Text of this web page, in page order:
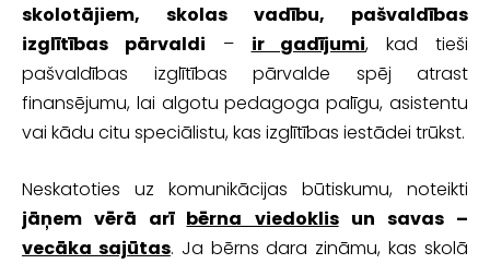
skolotājiem, skolas vadību, pašvaldības
izglītības pārvaldi – ir gadījumi, kad tieši
pašvaldības izglītības pārvalde spēj atrast
finansējumu, lai algotu pedagoga palīgu, asistentu
vai kādu citu speciālistu, kas izglītības iestādei trūkst.
Neskatoties uz komunikācijas būtiskumu, noteikti
jāņem vērā arī bērna viedoklisun savas –
vecāka sajūtas. Ja bērns dara zināmu, kas skolā